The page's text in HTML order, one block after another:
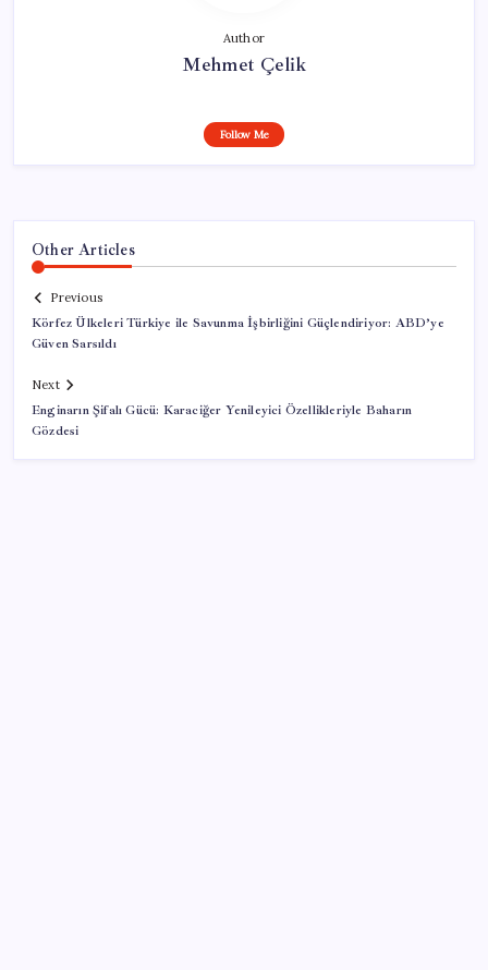
Author
Mehmet Çelik
Follow Me
Other Articles
Previous
Körfez Ülkeleri Türkiye ile Savunma İşbirliğini Güçlendiriyor: ABD’ye
Güven Sarsıldı
Next
Enginarın Şifalı Gücü: Karaciğer Yenileyici Özellikleriyle Baharın
Gözdesi